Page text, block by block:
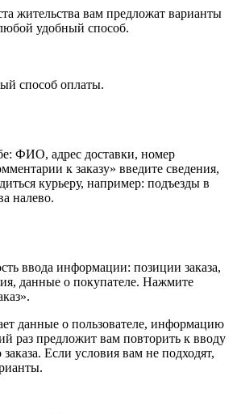
жительства вам предложат варианты
удобный способ.
способ оплаты.
ФИО, адрес доставки, номер
к заказу» введите сведения,
курьеру, например: подъезды в
налево.
ввода информации: позиции заказа,
данные о покупателе. Нажмите
данные о пользователе, информацию
раз предложит вам повторить к вводу
Если условия вам не подходят,